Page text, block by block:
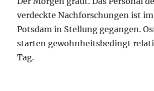
verdeckte Nachforschungen ist
Potsdam in Stellung gegangen.
starten gewohnheitsbedingt
Tag.